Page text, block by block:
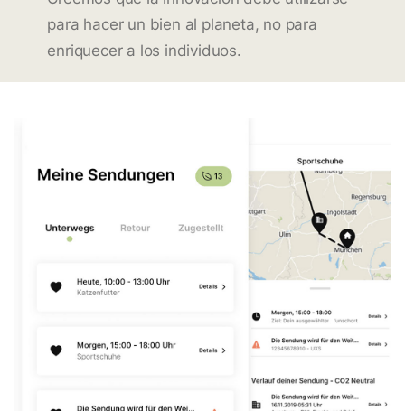
para hacer un bien al planeta, no para
enriquecer a los individuos.